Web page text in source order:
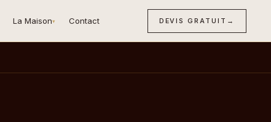
La Maison▾ Contact DEVIS GRATUIT →